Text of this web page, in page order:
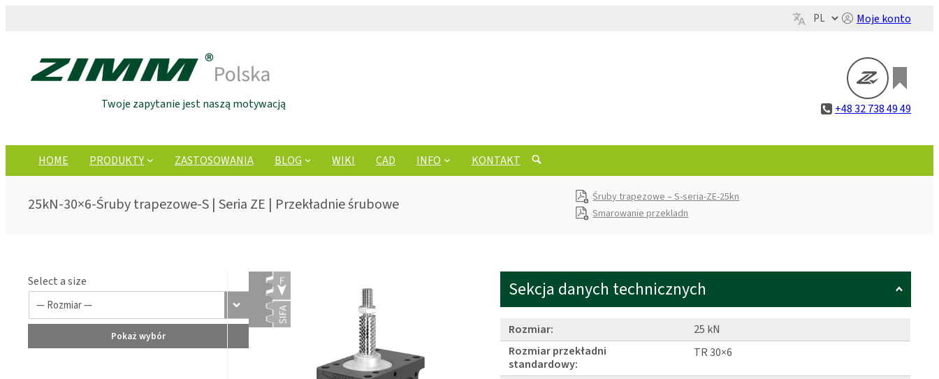
Moje konto
Twoje zapytanie jest naszą motywacją +48 32 738 49 49
HOME PRODUKTY ZASTOSOWANIA BLOG WIKI CAD INFO KONTAKT
25kN-30×6-Śruby trapezowe-S | Seria ZE | Przekładnie śrubowe
Śruby trapezowe – S-seria-ZE-25kn
Smarowanie przekladn
Select a size
Pokaż wybór
Sekcja danych technicznych
Rozmiar:
25 kN
Rozmiar przekładni
standardowy:
TR 30×6